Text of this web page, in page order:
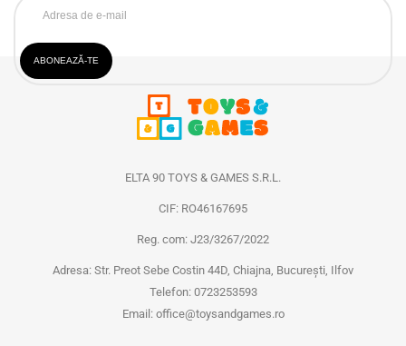
ELTA 90 TOYS & GAMES S.R.L.
CIF: RO46167695
Reg. com: J23/3267/2022
Adresa: Str. Preot Sebe Costin 44D, Chiajna, București, Ilfov
Telefon: 0723253593
Email: office@toysandgames.ro